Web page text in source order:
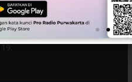
Purwamekar,
Purwakarta, Provinsi Jawa